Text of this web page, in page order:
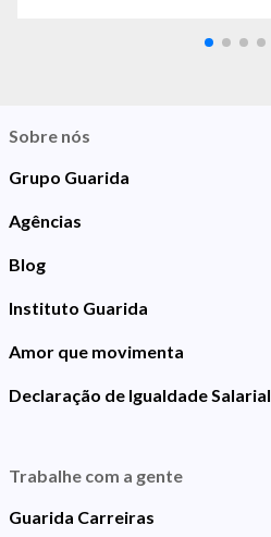
Sobre nós
Grupo Guarida
Agências
Blog
Instituto Guarida
Amor que movimenta
Declaração de Igualdade Salarial
Trabalhe com a gente
Guarida Carreiras